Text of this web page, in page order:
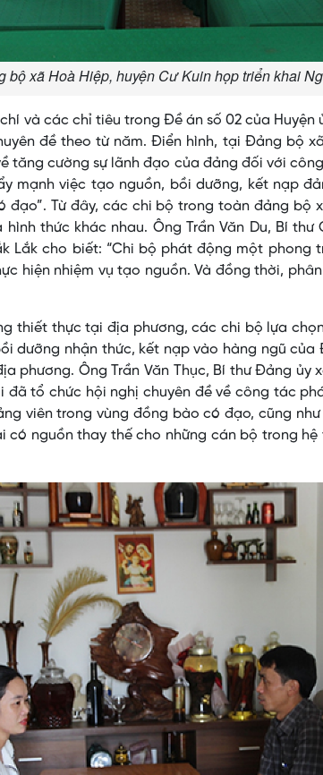
bộ xã Hoà Hiệp, huyện Cư Kuin họp triển khai
và các chỉ tiêu trong Đề án số 02 của
đề theo từ năm. Điển hình, tại Đảng bộ
tăng cường sự lãnh đạo của đảng đối với
mạnh việc tạo nguồn, bồi dưỡng, kết nạp
đạo”. Từ đây, các chi bộ trong toàn đảng bộ
thức khác nhau. Ông Trần Văn Du, Bí
Lắk cho biết: “Chi bộ phát động một phong
hiện nhiệm vụ tạo nguồn. Và đồng thời,
thiết thực tại địa phương, các chi bộ lựa
dưỡng nhận thức, kết nạp vào hàng ngũ
phương. Ông Trần Văn Thục, Bí thư Đảng ủy
đã tổ chức hội nghị chuyên đề về công tác
viên trong vùng đồng bào có đạo, cũng
có nguồn thay thế cho những cán bộ trong